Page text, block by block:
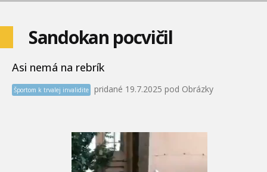
Sandokan pocvičil
Asi nemá na rebrík
Športom k trvalej invalidite pridané 19.7.2025 pod Obrázky